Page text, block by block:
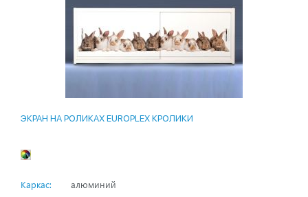
ЭКРАН НА РОЛИКАХ EUROPLEX КРОЛИКИ
Каркас:
алюминий